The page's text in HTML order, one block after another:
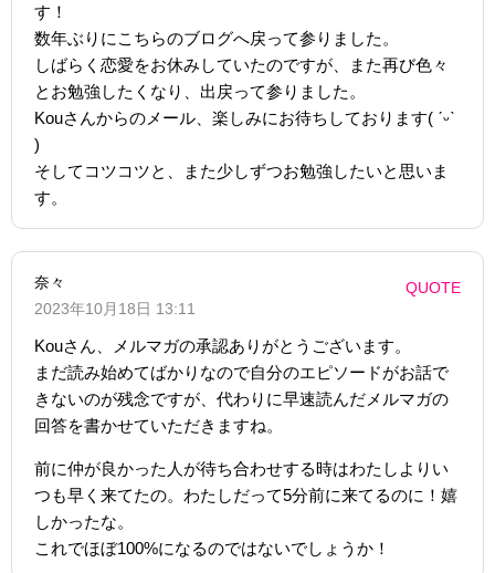
す！
数年ぶりにこちらのブログへ戻って参りました。
しばらく恋愛をお休みしていたのですが、また再び色々
とお勉強したくなり、出戻って参りました。
Kouさんからのメール、楽しみにお待ちしております( ˊᵕˋ
)
そしてコツコツと、また少しずつお勉強したいと思いま
す。
奈々
2023年10月18日 13:11
QUOTE
Kouさん、メルマガの承認ありがとうございます。
まだ読み始めてばかりなので自分のエピソードがお話で
きないのが残念ですが、代わりに早速読んだメルマガの
回答を書かせていただきますね。
前に仲が良かった人が待ち合わせする時はわたしよりい
つも早く来てたの。わたしだって5分前に来てるのに！嬉
しかったな。
これでほぼ100%になるのではないでしょうか！